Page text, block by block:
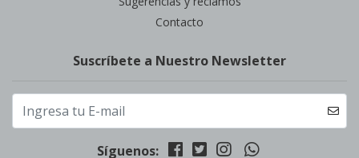
Contacto
Suscríbete a Nuestro Newsletter
Síguenos: